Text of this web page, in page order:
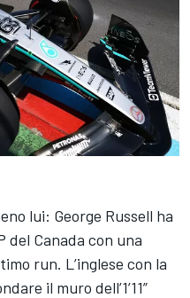
lui: George Russell ha
del Canada con una
run. L’inglese con la
il muro dell’1’11”